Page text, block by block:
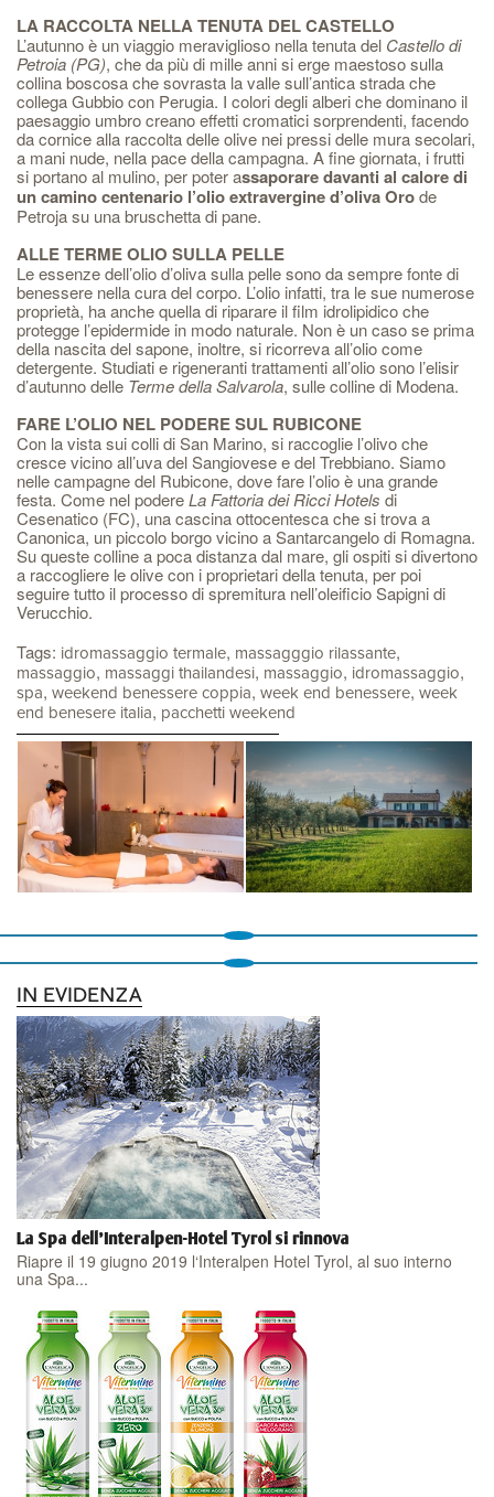
LA RACCOLTA NELLA TENUTA DEL CASTELLO
L’autunno è un viaggio meraviglioso nella tenuta del Castello di
Petroia (PG), che da più di mille anni si erge maestoso sulla
collina boscosa che sovrasta la valle sull’antica strada che
collega Gubbio con Perugia. I colori degli alberi che dominano il
paesaggio umbro creano effetti cromatici sorprendenti, facendo
da cornice alla raccolta delle olive nei pressi delle mura secolari,
a mani nude, nella pace della campagna. A fine giornata, i frutti
si portano al mulino, per poter assaporare davanti al calore di
un camino centenario l’olio extravergine d’oliva Orode
Petroja su una bruschetta di pane.
ALLE TERME OLIO SULLA PELLE
Le essenze dell’olio d’oliva sulla pelle sono da sempre fonte di
benessere nella cura del corpo. L’olio infatti, tra le sue numerose
proprietà, ha anche quella di riparare il film idrolipidico che
protegge l’epidermide in modo naturale. Non è un caso se prima
della nascita del sapone, inoltre, si ricorreva all’olio come
detergente. Studiati e rigeneranti trattamenti all’olio sono l’elisir
d’autunno delle Terme della Salvarola, sulle colline di Modena.
FARE L’OLIO NEL PODERE SUL RUBICONE
Con la vista sui colli di San Marino, si raccoglie l’olivo che
cresce vicino all’uva del Sangiovese e del Trebbiano. Siamo
nelle campagne del Rubicone, dove fare l’olio è una grande
festa. Come nel podereLa Fattoria dei Ricci Hotels di
Cesenatico (FC), una cascina ottocentesca che si trova a
Canonica, un piccolo borgo vicino a Santarcangelo di Romagna.
Su queste colline a poca distanza dal mare, gli ospiti si divertono
a raccogliere le olive con i proprietari della tenuta, per poi
seguire tutto il processo di spremitura nell’oleificio Sapigni di
Verucchio.
Tags: idromassaggio termale, massagggio rilassante,
massaggio, massaggi thailandesi, massaggio, idromassaggio,
spa, weekend benessere coppia, week end benessere, week
end benesere italia, pacchetti weekend
IN EVIDENZA
La Spa dell'Interalpen-Hotel Tyrol si rinnova
Riapre il 19 giugno 2019 l‘Interalpen Hotel Tyrol, al suo interno
una Spa...